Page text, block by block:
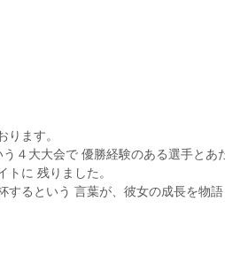
ります。
４大大会で 優勝経験のある選手とあ
に 残りました。
るという 言葉が、彼女の成長を物